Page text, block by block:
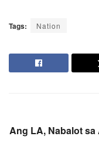
Tags: Nation
Ang LA, Nabalot sa